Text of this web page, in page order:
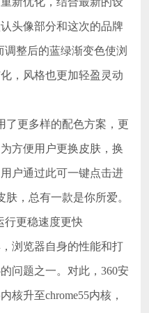
头像部分和这次的品牌
调整后的蓝绿渐变色使浏
，风格也更加轻盈灵动
更多样的配色方案，更
方便用户更换皮肤，换
户通过此可一键点击进
，总有一款是你所爱。
更稳速度更快
览器自身的性能和打
问题之一。对此，360安
核升至chrome55内核，